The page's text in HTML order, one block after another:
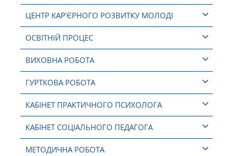
ЦЕНТР КАР’ЄРНОГО РОЗВИТКУ МОЛОДІ
ОСВІТНІЙ ПРОЦЕС
ВИХОВНА РОБОТА
ГУРТКОВА РОБОТА
КАБІНЕТ ПРАКТИЧНОГО ПСИХОЛОГА
КАБІНЕТ СОЦІАЛЬНОГО ПЕДАГОГА
МЕТОДИЧНА РОБОТА